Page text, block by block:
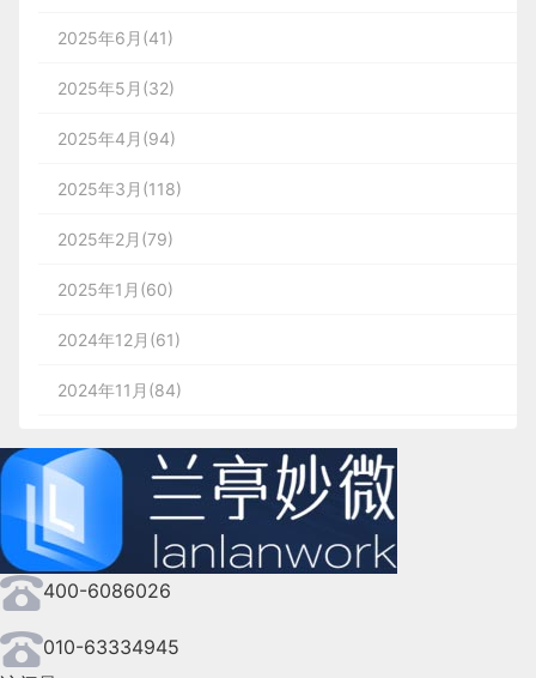
2025年6月(41)
2025年5月(32)
2025年4月(94)
2025年3月(118)
2025年2月(79)
2025年1月(60)
2024年12月(61)
2024年11月(84)
2024年9月(144)
2024年8月(164)
2024年7月(107)
2024年6月(63)
400-6086026
010-63334945